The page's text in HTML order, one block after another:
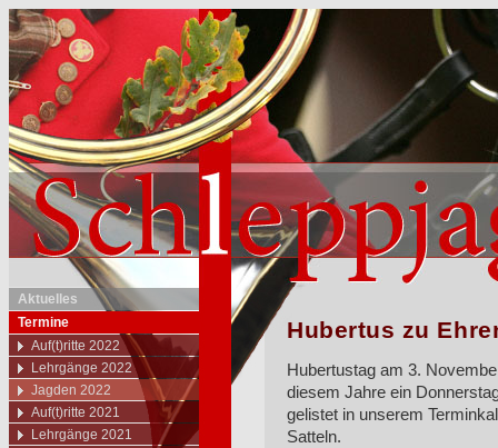
Aktuelles
Termine
Auf(t)ritte 2022
Lehrgänge 2022
Jagden 2022
Auf(t)ritte 2021
Lehrgänge 2021
Hubertus zu
Hubertustag am 3.
diesem Jahre ein
gelistet in unserem
Satteln.